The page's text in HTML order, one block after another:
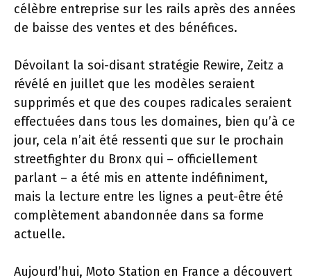
célèbre entreprise sur les rails après des années
de baisse des ventes et des bénéfices.
Dévoilant la soi-disant stratégie Rewire, Zeitz a
révélé en juillet que les modèles seraient
supprimés et que des coupes radicales seraient
effectuées dans tous les domaines, bien qu’à ce
jour, cela n’ait été ressenti que sur le prochain
streetfighter du Bronx qui – officiellement
parlant – a été mis en attente indéfiniment,
mais la lecture entre les lignes a peut-être été
complètement abandonnée dans sa forme
actuelle.
Aujourd’hui, Moto Station en France a découvert